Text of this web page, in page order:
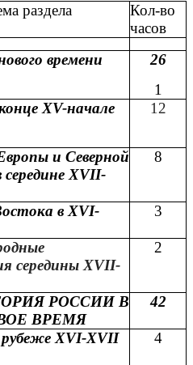
раздела
Кол-во
часов
времени
26
1
XV-начале
12
и Северной
XVII-
8
в XVI-
3
середины XVII-
2
РОССИИ В
ВРЕМЯ
42
рубеже XVI-XVII
4